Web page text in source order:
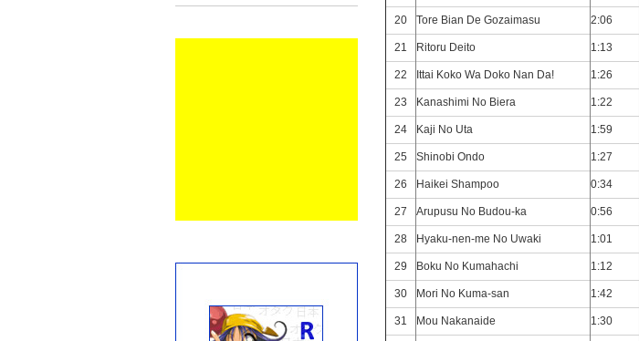
20 Tore Bian De Gozaimasu 2:06
21 Ritoru Deito 1:13
22 Ittai Koko Wa Doko Nan Da! 1:26
23 Kanashimi No Biera 1:22
24 Kaji No Uta 1:59
25 Shinobi Ondo 1:27
26 Haikei Shampoo 0:34
27 Arupusu No Budou-ka 0:56
28 Hyaku-nen-me No Uwaki 1:01
29 Boku No Kumahachi 1:12
30 Mori No Kuma-san 1:42
31 Mou Nakanaide 1:30